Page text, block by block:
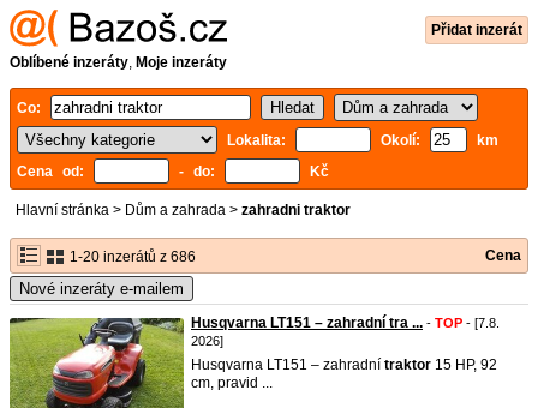
Přidat inzerát
Oblíbené inzeráty, Moje inzeráty
Co:
Lokalita:
Okolí:
km
Cena od:
- do: Kč
Hlavní stránka > Dům a zahrada > zahradni traktor
1-20 inzerátů z 686 Cena
Nové inzeráty e-mailem
Husqvarna LT151 – zahradní tra ... - TOP - [7.8.
2026]
Husqvarna LT151 – zahradní traktor 15 HP, 92
cm, pravid ...